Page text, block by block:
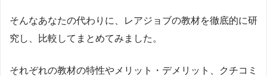
そんなあなたの代わりに、レアジョブの教材を徹底的に研
究し、比較してまとめてみました。
それぞれの教材の特性やメリット・デメリット、クチコミ